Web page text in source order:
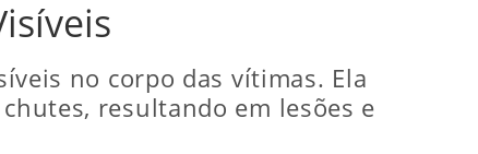
no corpo das vítimas. Ela
resultando em lesões e